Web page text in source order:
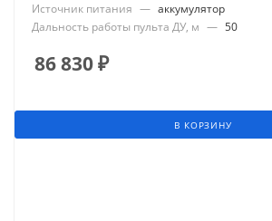
Источник питания — аккумулятор
Дальность работы пульта ДУ, м — 50
86 830₽
В КОРЗИНУ